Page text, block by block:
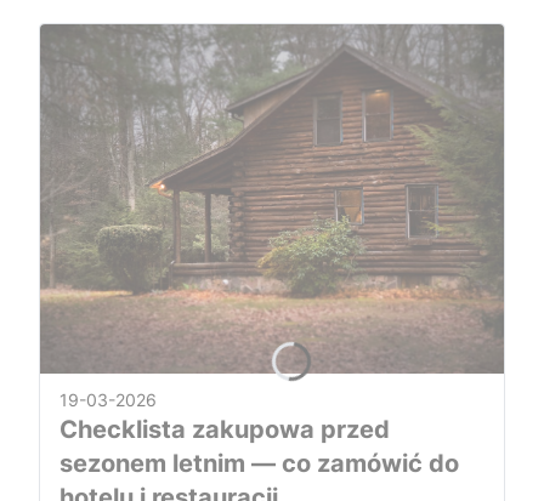
19-03-2026
Checklista zakupowa przed
sezonem letnim — co zamówić do